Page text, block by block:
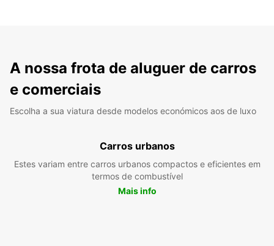
A nossa frota de aluguer de carros
e comerciais
Escolha a sua viatura desde modelos económicos aos de luxo
Carros urbanos
Estes variam entre carros urbanos compactos e eficientes em
termos de combustível
Mais info